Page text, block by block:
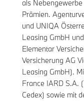
als
Prämien.
und UNIQA
Leasing GmbH
Elementar
Versicherung AG
Leasing GmbH).
France IARD S.A.
Cedex) sowie mit